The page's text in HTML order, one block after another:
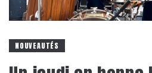
NOUVEAUTÉS